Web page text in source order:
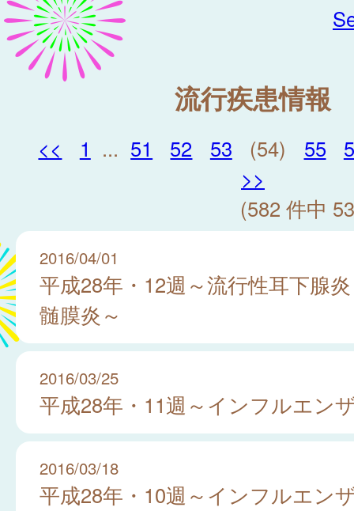
流行疾患情報
<< 1 ... 51 52 53 (54) 55
>>
(582 件中
2016/04/01
平成28年・12週～流行性耳下腺
髄膜炎～
2016/03/25
平成28年・11週～インフルエン
2016/03/18
平成28年・10週～インフルエン